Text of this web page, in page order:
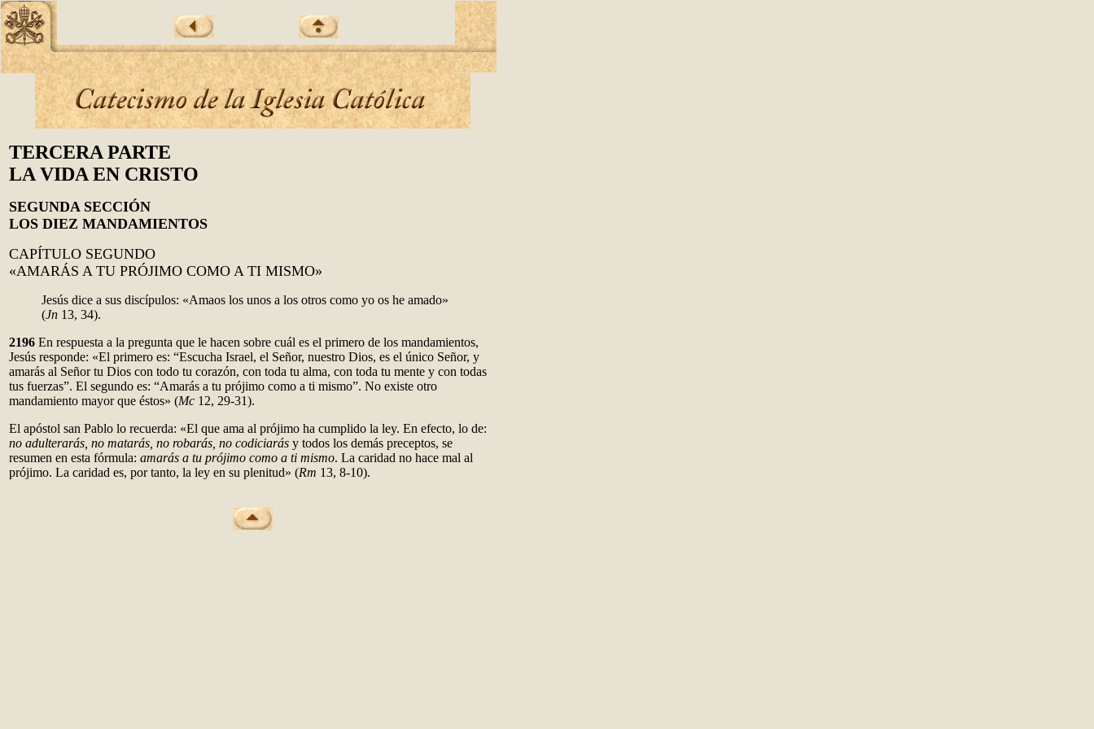
TERCERA PARTE
LA VIDA EN CRISTO
SEGUNDA SECCIÓN
LOS DIEZ MANDAMIENTOS
CAPÍTULO SEGUNDO
«AMARÁS A TU PRÓJIMO COMO A TI MISMO»
Jesús dice a sus discípulos: «Amaos los unos a los otros como yo os he amado»
(Jn 13, 34).
2196 En respuesta a la pregunta que le hacen sobre cuál es el primero de los mandamientos,
Jesús responde: «El primero es: “Escucha Israel, el Señor, nuestro Dios, es el único Señor, y
amarás al Señor tu Dios con todo tu corazón, con toda tu alma, con toda tu mente y con todas
tus fuerzas”. El segundo es: “Amarás a tu prójimo como a ti mismo”. No existe otro
mandamiento mayor que éstos» (Mc 12, 29-31).
El apóstol san Pablo lo recuerda: «El que ama al prójimo ha cumplido la ley. En efecto, lo de:
no adulterarás, no matarás, no robarás, no codiciarás y todos los demás preceptos, se
resumen en esta fórmula: amarás a tu prójimo como a ti mismo. La caridad no hace mal al
prójimo. La caridad es, por tanto, la ley en su plenitud» (Rm 13, 8-10).